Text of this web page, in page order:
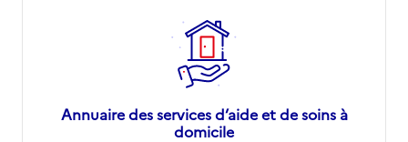
Annuaire des services d’aide et de soins à
domicile